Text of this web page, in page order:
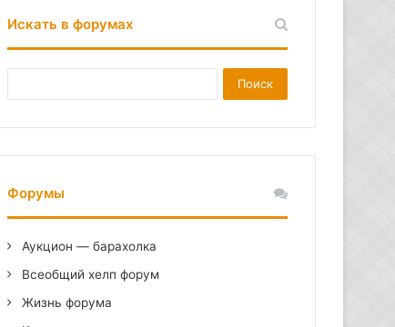
Искать в форумах
Форумы
Аукцион — барахолка
Всеобщий хелп форум
Жизнь форума